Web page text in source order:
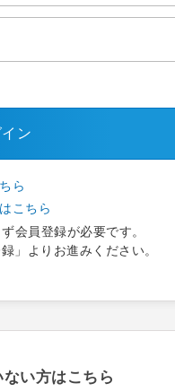
イン
ら
こちら
会員登録が必要です。
」よりお進みください。
い方はこちら